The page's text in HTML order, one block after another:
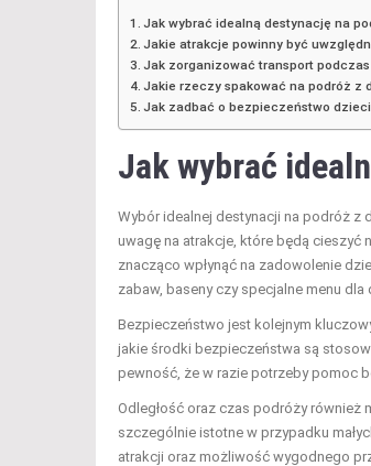
Jak wybrać idealną destynację na
Jakie atrakcje powinny być
Jak zorganizować transport
Jakie rzeczy spakować na podróż z
Jak zadbać o bezpieczeństwo
Jak wybrać
Wybór idealnej destynacji na podróż z
uwagę na atrakcje, które będą
znacząco wpłynąć na zadowolenie
zabaw, baseny czy specjalne menu dla
Bezpieczeństwo jest kolejnym
jakie środki bezpieczeństwa są
pewność, że w razie potrzeby pomoc
Odległość oraz czas podróży również
szczególnie istotne w przypadku
atrakcji oraz możliwość wygodnego